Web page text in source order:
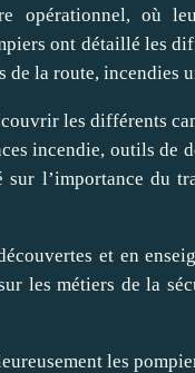
opérationnel, où
ont détaillé les
la route, incendies
les différents
incendie, outils de
sur l’importance du
et en
les métiers de la
les